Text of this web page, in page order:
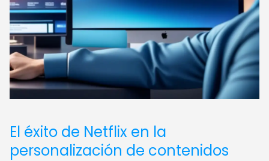
El éxito de Netflix en la
personalización de contenidos